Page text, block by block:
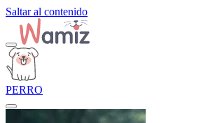
Saltar al contenido
PERRO